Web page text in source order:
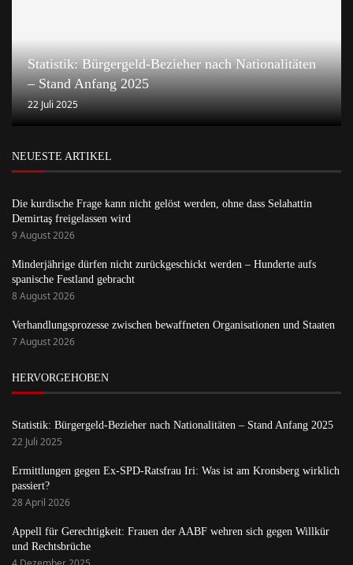
Statistik: Bürgergeld-Bezieher nach Nationalitäten
– Stand Anfang 2025
22 Juli 2025
NEUESTE ARTIKEL
Die kurdische Frage kann nicht gelöst werden, ohne dass Selahattin
Demirtaş freigelassen wird
9 August 2026
Minderjährige dürfen nicht zurückgeschickt werden – Hunderte aufs
spanische Festland gebracht
8 August 2026
Verhandlungsprozesse zwischen bewaffneten Organisationen und Staaten
7 August 2026
HERVORGEHOBEN
Statistik: Bürgergeld-Bezieher nach Nationalitäten – Stand Anfang 2025
22 Juli 2025
Ermittlungen gegen Ex-SPD-Ratsfrau Iri: Was ist am Kronsberg wirklich
passiert?
28 April 2026
Appell für Gerechtigkeit: Frauen der AABF wehren sich gegen Willkür
und Rechtsbrüche